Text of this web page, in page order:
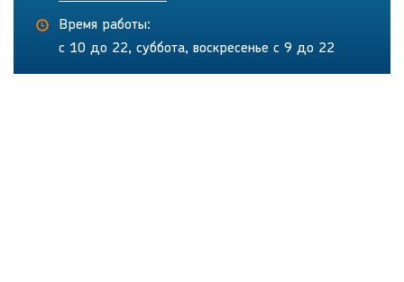
Время работы:
с 10 до 22, суббота, воскресенье с 9 до 22